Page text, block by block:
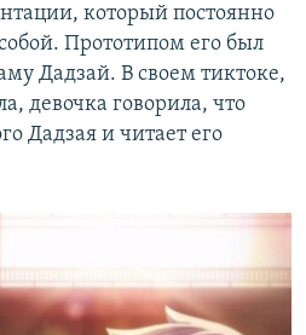
который постоянно
Прототипом его был
Дадзай. В своем тиктоке,
девочка говорила, что
Дадзая и читает его